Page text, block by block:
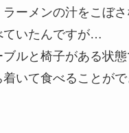
ーメンの汁をこぼ
ていたんですが…
ルと椅子がある状
いて食べることがで